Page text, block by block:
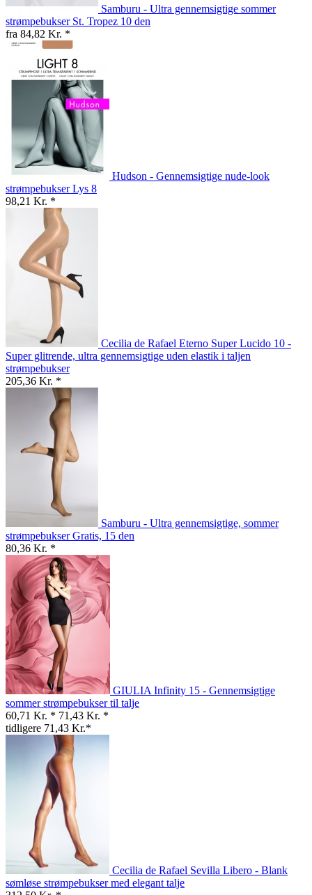
Samburu - Ultra gennemsigtige sommer
strømpebukser St. Tropez 10 den
fra 84,82 Kr. *
Hudson - Gennemsigtige nude-look
strømpebukser Lys 8
98,21 Kr. *
Cecilia de Rafael Eterno Super Lucido 10 -
Super glitrende, ultra gennemsigtige uden elastik i taljen
strømpebukser
205,36 Kr. *
Samburu - Ultra gennemsigtige, sommer
strømpebukser Gratis, 15 den
80,36 Kr. *
GIULIA Infinity 15 - Gennemsigtige
sommer strømpebukser til talje
60,71 Kr. * 71,43 Kr. *
tidligere 71,43 Kr.*
Cecilia de Rafael Sevilla Libero - Blank
sømløse strømpebukser med elegant talje